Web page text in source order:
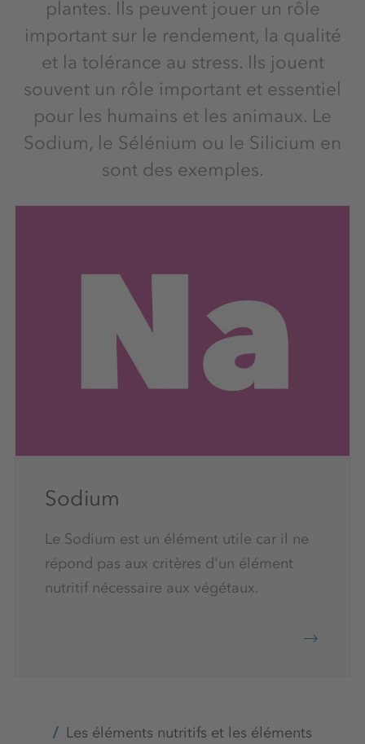
plantes. Ils peuvent jouer un rôle
important sur le rendement, la qualité
et la tolérance au stress. Ils jouent
souvent un rôle important et essentiel
pour les humains et les animaux. Le
Sodium, le Sélénium ou le Silicium en
sont des exemples.
Sodium
Le Sodium est un élément utile car il ne
répond pas aux critères d'un élément
nutritif nécessaire aux végétaux.
Les éléments nutritifs et les éléments